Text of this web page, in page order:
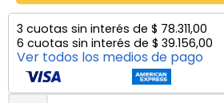
3 cuotas sin interés de $ 78.311,00
6 cuotas sin interés de $ 39.156,00
Ver todos los medios de pago